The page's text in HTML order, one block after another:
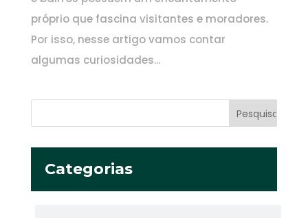
próprio que fascina visitantes e moradores.
Por isso, nesse artigo vamos contar
algumas curiosidades...
Categorias